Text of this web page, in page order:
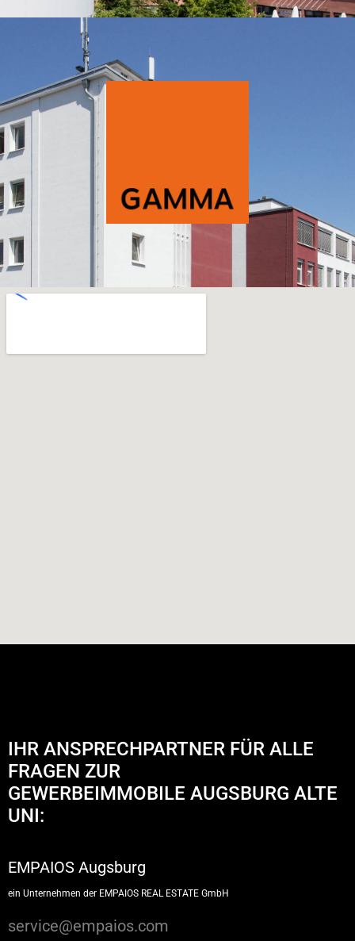
IHR ANSPRECHPARTNER FÜR ALLE
FRAGEN ZUR
GEWERBEIMMOBILE AUGSBURG ALTE
UNI:​
EMPAIOS Augsburg
ein Unternehmen der EMPAIOS REAL ESTATE GmbH
service@empaios.com